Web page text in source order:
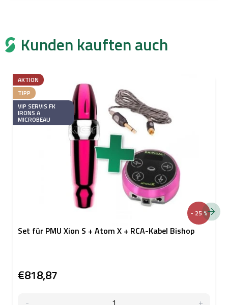
Kunden kauften auch
- 25 %
AKTION
TIPP
VIP SERVIS FK
IRONS A
MICROBEAU
Set für PMU Xion S + Atom X + RCA-Kabel Bishop
€818,87